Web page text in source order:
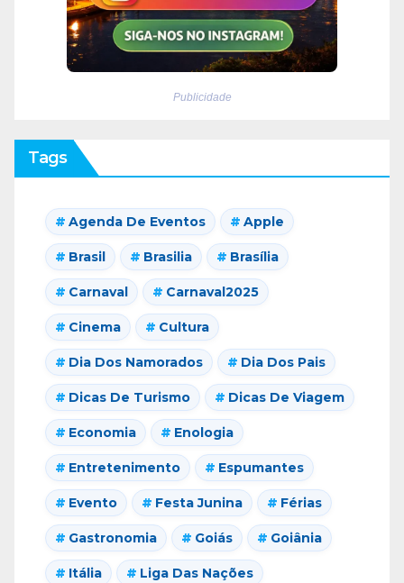
Publicidade
Tags
Agenda De Eventos Apple
Brasil Brasilia Brasília
Carnaval Carnaval2025
Cinema Cultura
Dia Dos Namorados Dia Dos Pais
Dicas De Turismo Dicas De Viagem
Economia Enologia
Entretenimento Espumantes
Evento Festa Junina Férias
Gastronomia Goiás Goiânia
Itália Liga Das Nações